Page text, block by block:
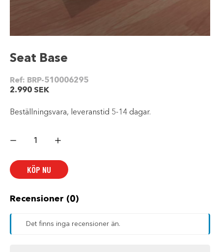
Seat Base
Ref: BRP-510006295
2.990 SEK
Beställningsvara, leveranstid 5-14 dagar.
Base
KÖP NU
Recensioner (0)
Det finns inga recensioner än.